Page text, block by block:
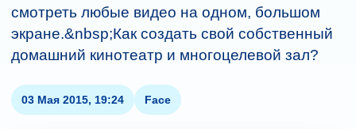
смотреть любые видео на одном, большом
экране.&nbsp;Как создать свой собственный
домашний кинотеатр и многоцелевой зал?
03 Мая 2015, 19:24 Face